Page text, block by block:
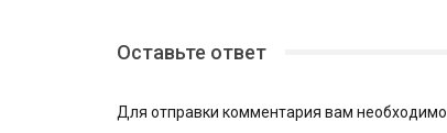
Оставьте ответ
Для отправки комментария вам необходимо